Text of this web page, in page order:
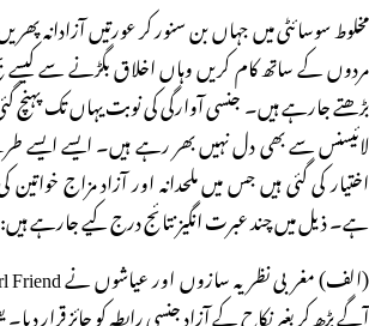
مخلوط سوسائٹی میں جہاں بن سنور کر عورتیں آزادانہ
مردوں کے ساتھ کام کریں وہاں اخلاق بگڑنے سے
بڑھتے جارہے ہیں۔ جنسی آوارگی کی نوبت یہاں تک
لائیسنس سے بھی دل نہیں بھر رہے ہیں۔ ایسے ایسے
اختیار کی گئی ہیں جس میں ملحدانہ اور آزاد مزاج خواتین
ہے۔ ذیل میں چند عبرت انگیز نتائج درج کیے جارہے ہیں: